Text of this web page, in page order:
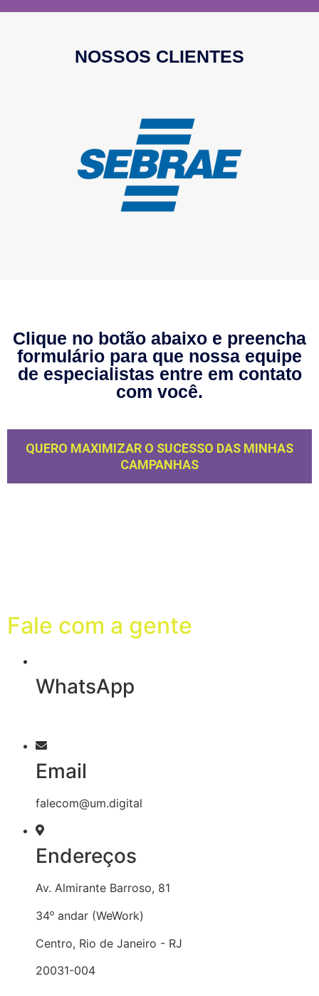
NOSSOS CLIENTES
Clique no botão abaixo e preencha
formulário para que nossa equipe
de especialistas entre em contato
com você.
QUERO MAXIMIZAR O SUCESSO DAS MINHAS
CAMPANHAS
Fale com a gente
WhatsApp
Email
falecom@um.digital
Endereços
Av. Almirante Barroso, 81
34º andar (WeWork)
Centro, Rio de Janeiro - RJ
20031-004